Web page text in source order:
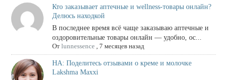
Кто заказывает аптечные и wellness-товары онлайн?
Делюсь находкой
В последнее время всё чаще заказываю аптечные и
оздоровительные товары онлайн — удобно, ос...
От lunnessence, 7 месяцев назад
НА: Поделитесь отзывами о креме и молочке
Lakshma Maxxi